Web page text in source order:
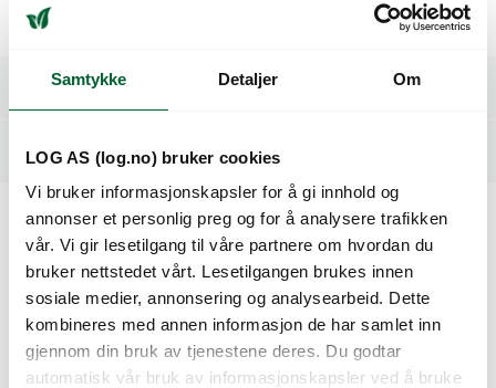
Samtykke Detaljer Om
LOG AS (log.no) bruker cookies
Vi bruker informasjonskapsler for å gi innhold og
annonser et personlig preg og for å analysere trafikken
vår. Vi gir lesetilgang til våre partnere om hvordan du
bruker nettstedet vårt. Lesetilgangen brukes innen
sosiale medier, annonsering og analysearbeid. Dette
kombineres med annen informasjon de har samlet inn
gjennom din bruk av tjenestene deres. Du godtar
automatisk vår bruk av informasjonskapsler ved å bruke
Spesifikasjoner
Dyrkingsveiledning
Kunder så også på